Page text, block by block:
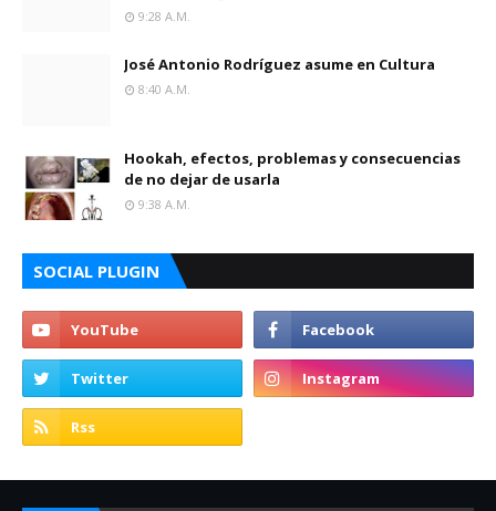
9:28 A.m.
José Antonio Rodríguez asume en Cultura
8:40 A.m.
Hookah, efectos, problemas y consecuencias
de no dejar de usarla
9:38 A.m.
SOCIAL PLUGIN